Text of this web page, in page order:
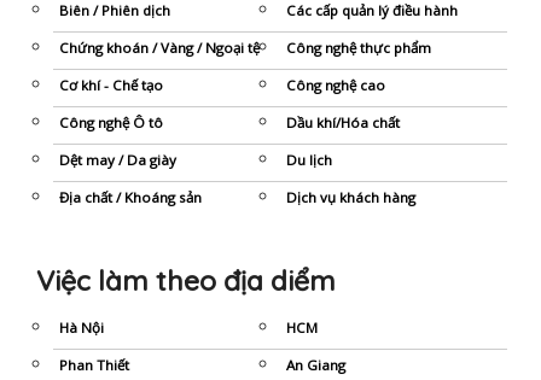
Biên / Phiên dịch Các cấp quản lý điều hành
Chứng khoán / Vàng / Ngoại tệ Công nghệ thực phẩm
Cơ khí - Chế tạo Công nghệ cao
Công nghệ Ô tô Dầu khí/Hóa chất
Dệt may / Da giày Du lịch
Địa chất / Khoáng sản Dịch vụ khách hàng
Điện lạnh - Nhiệt lạnh Điện tử viễn thông
Kinh doanh - Bán hàng Giáo dục - Đào tạo
Việc làm theo địa diểm
Hà Nội HCM
Phan Thiết An Giang